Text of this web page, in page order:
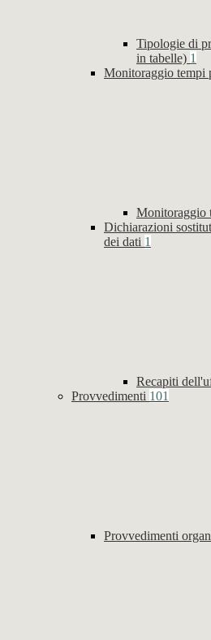
Tipologie di
in tabelle) 1
Monitoraggio tempi
Monitoraggio
Dichiarazioni
dei dati 1
Recapiti
Provvedimenti 101
Provvedimenti